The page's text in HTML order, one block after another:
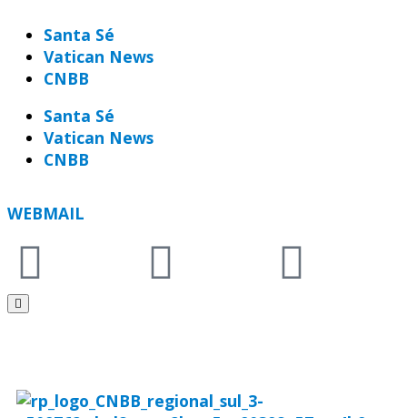
Santa Sé
Vatican News
CNBB
Santa Sé
Vatican News
CNBB
WEBMAIL